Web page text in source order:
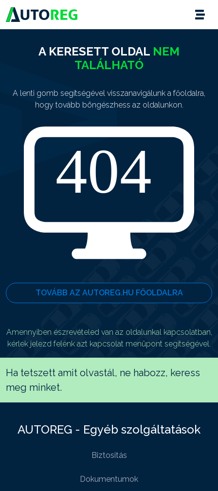
A KERESETT OLDAL NEM
TALÁLHATÓ
A lenti gomb segítségével visszanavigálunk a főoldalra,
hogy tovább böngészhess az oldalunkon.
TOVÁBB AZ AUTOREG.HU FŐOLDALRA
Amennyiben észrevételed van az oldalunkal kapcsolatban,
kérlek jelezd felénk azt kapcsolat menüpont segítségével.
Ha tetszett amit olvastál, ne habozz, keress
meg minket.
AUTOREG - Egyéb szolgáltatások
Biztositás
Dokumentumok